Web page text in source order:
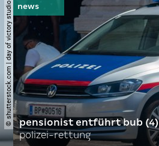
© shutterstock.com | day of victory studio pensionist entführt bub (4)
polizei-rettung